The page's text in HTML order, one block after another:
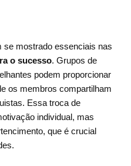
se mostrado essenciais nas
o sucesso. Grupos de
podem proporcionar
os membros compartilham
Essa troca de
individual, mas
que é crucial